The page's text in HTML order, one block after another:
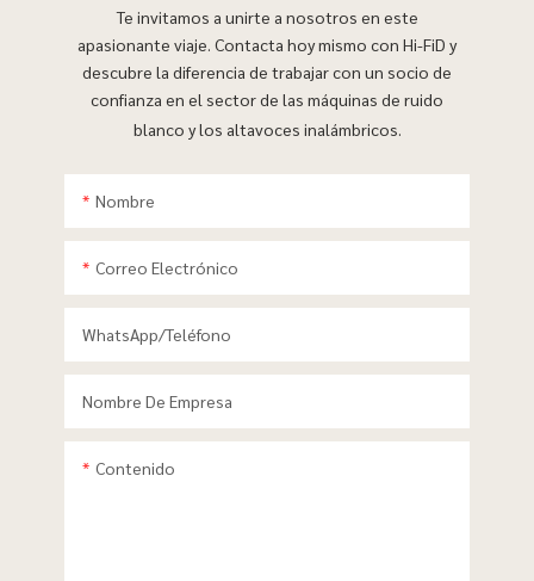
Te invitamos a unirte a nosotros en este
apasionante viaje. Contacta hoy mismo con Hi-FiD y
descubre la diferencia de trabajar con un socio de
confianza en el sector de las máquinas de ruido
blanco y los altavoces inalámbricos.
Nombre
Correo Electrónico
WhatsApp/teléfono
Nombre De Empresa
Contenido